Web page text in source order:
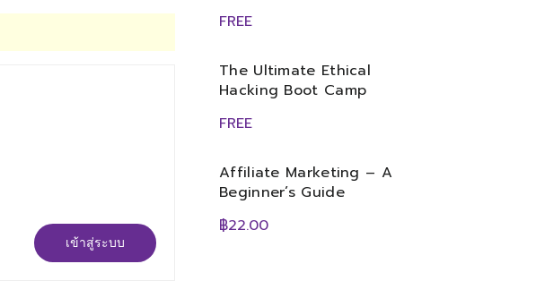
เข้าสู่ระบบ
FREE
The Ultimate Ethical
Hacking Boot Camp
FREE
Affiliate Marketing – A
Beginner’s Guide
฿22.00